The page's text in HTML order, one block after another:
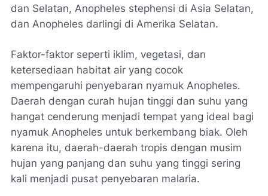
dan Selatan, Anopheles stephensi di Asia Selatan,
dan Anopheles darlingi di Amerika Selatan.
Faktor-faktor seperti iklim, vegetasi, dan
ketersediaan habitat air yang cocok
mempengaruhi penyebaran nyamuk Anopheles.
Daerah dengan curah hujan tinggi dan suhu yang
hangat cenderung menjadi tempat yang ideal bagi
nyamuk Anopheles untuk berkembang biak. Oleh
karena itu, daerah-daerah tropis dengan musim
hujan yang panjang dan suhu yang tinggi sering
kali menjadi pusat penyebaran malaria.